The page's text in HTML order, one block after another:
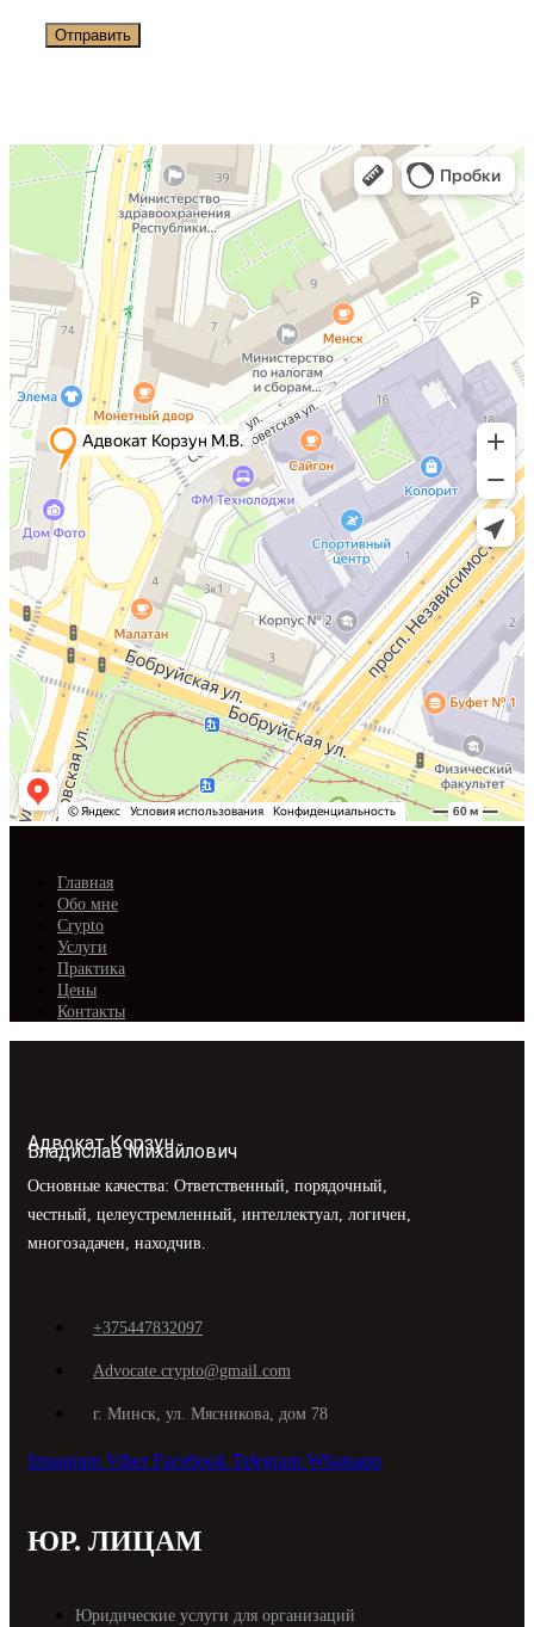
Главная
Обо мне
Crypto
Услуги
Практика
Цены
Контакты
Адвокат Корзун
Владислав Михайлович
Основные качества: Ответственный, порядочный,
честный, целеустремленный, интеллектуал, логичен,
многозадачен, находчив.
+375447832097
Advocate.crypto@gmail.com
г. Минск, ул. Мясникова, дом 78
Instagram Viber Facebook Telegram Whatsapp
ЮР. ЛИЦАМ
Юридические услуги для организаций